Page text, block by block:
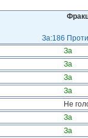
За:186
За
За
За
За
Не
За
За